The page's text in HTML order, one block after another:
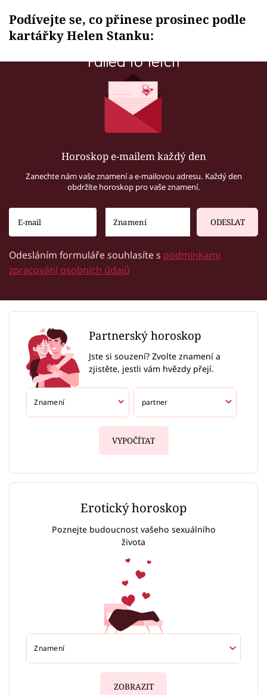
Podívejte se, co přinese prosinec podle
kartářky Helen Stanku:
Failed to fetch
Horoskop e-mailem každý den
Zanechte nám vaše znamení a e-mailovou adresu. Každý den
obdržíte horoskop pro vaše znamení.
ODESLAT
Odesláním formuláře souhlasíte s podmínkami
zpracování osobních údajů
Partnerský horoskop
Jste si souzení? Zvolte znamení a
zjistěte, jestli vám hvězdy přejí.
VYPOČÍTAT
Erotický horoskop
Poznejte budoucnost vašeho sexuálního
života
ZOBRAZIT